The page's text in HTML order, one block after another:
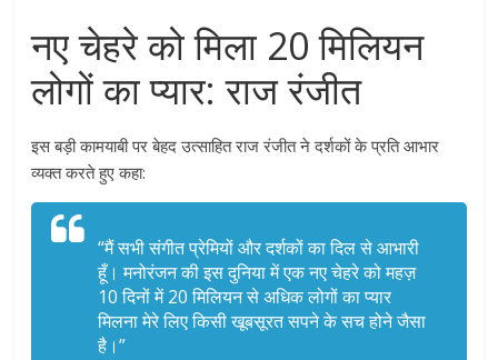
नए चेहरे को मिला 20 मिलियन
लोगों का प्यार: राज रंजीत
इस बड़ी कामयाबी पर बेहद उत्साहित राज रंजीत ने दर्शकों के प्रति आभार
व्यक्त करते हुए कहा:
“मैं सभी संगीत प्रेमियों और दर्शकों का दिल से आभारी
हूँ। मनोरंजन की इस दुनिया में एक नए चेहरे को महज़
10 दिनों में 20 मिलियन से अधिक लोगों का प्यार
मिलना मेरे लिए किसी खूबसूरत सपने के सच होने जैसा
है।”